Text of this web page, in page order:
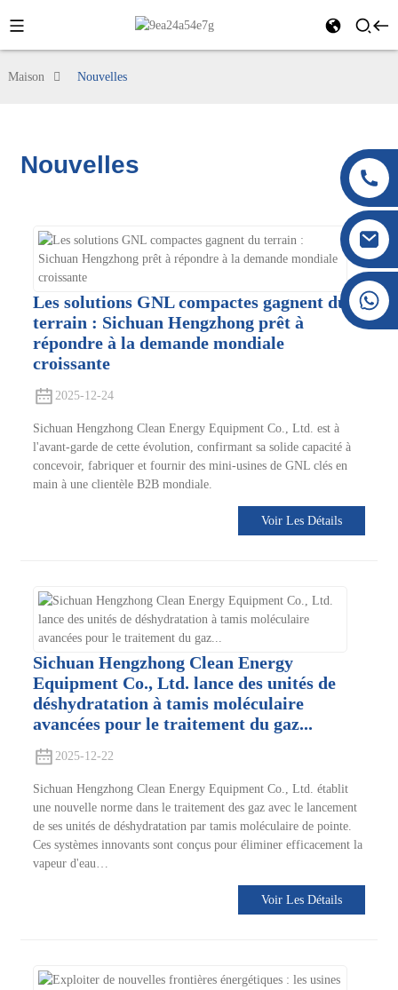
+86 138 8076 0589
Maison Nouvelles
Nouvelles
Les solutions GNL compactes gagnent du
terrain : Sichuan Hengzhong prêt à
répondre à la demande mondiale
croissante
2025-12-24
Sichuan Hengzhong Clean Energy Equipment Co., Ltd. est à
l'avant-garde de cette évolution, confirmant sa solide capacité à
concevoir, fabriquer et fournir des mini-usines de GNL clés en
main à une clientèle B2B mondiale.
Voir Les Détails
Sichuan Hengzhong Clean Energy
Equipment Co., Ltd. lance des unités de
déshydratation à tamis moléculaire
avancées pour le traitement du gaz...
2025-12-22
Sichuan Hengzhong Clean Energy Equipment Co., Ltd. établit
une nouvelle norme dans le traitement des gaz avec le lancement
de ses unités de déshydratation par tamis moléculaire de pointe.
Ces systèmes innovants sont conçus pour éliminer efficacement la
vapeur d'eau…
Voir Les Détails